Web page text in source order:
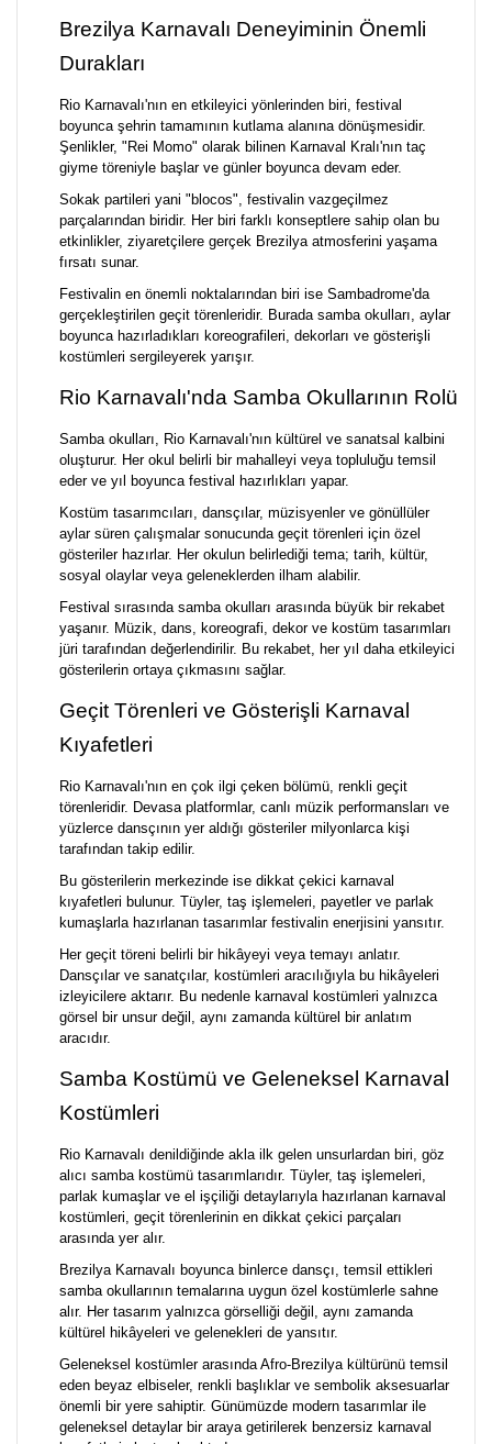
Brezilya Karnavalı Deneyiminin Önemli
Durakları
Rio Karnavalı'nın en etkileyici yönlerinden biri, festival
boyunca şehrin tamamının kutlama alanına dönüşmesidir.
Şenlikler, "Rei Momo" olarak bilinen Karnaval Kralı'nın taç
giyme töreniyle başlar ve günler boyunca devam eder.
Sokak partileri yani "blocos", festivalin vazgeçilmez
parçalarından biridir. Her biri farklı konseptlere sahip olan bu
etkinlikler, ziyaretçilere gerçek Brezilya atmosferini yaşama
fırsatı sunar.
Festivalin en önemli noktalarından biri ise Sambadrome'da
gerçekleştirilen geçit törenleridir. Burada samba okulları, aylar
boyunca hazırladıkları koreografileri, dekorları ve gösterişli
kostümleri sergileyerek yarışır.
Rio Karnavalı'nda Samba Okullarının Rolü
Samba okulları, Rio Karnavalı'nın kültürel ve sanatsal kalbini
oluşturur. Her okul belirli bir mahalleyi veya topluluğu temsil
eder ve yıl boyunca festival hazırlıkları yapar.
Kostüm tasarımcıları, dansçılar, müzisyenler ve gönüllüler
aylar süren çalışmalar sonucunda geçit törenleri için özel
gösteriler hazırlar. Her okulun belirlediği tema; tarih, kültür,
sosyal olaylar veya geleneklerden ilham alabilir.
Festival sırasında samba okulları arasında büyük bir rekabet
yaşanır. Müzik, dans, koreografi, dekor ve kostüm tasarımları
jüri tarafından değerlendirilir. Bu rekabet, her yıl daha etkileyici
gösterilerin ortaya çıkmasını sağlar.
Geçit Törenleri ve Gösterişli Karnaval
Kıyafetleri
Rio Karnavalı'nın en çok ilgi çeken bölümü, renkli geçit
törenleridir. Devasa platformlar, canlı müzik performansları ve
yüzlerce dansçının yer aldığı gösteriler milyonlarca kişi
tarafından takip edilir.
Bu gösterilerin merkezinde ise dikkat çekici karnaval
kıyafetleri bulunur. Tüyler, taş işlemeleri, payetler ve parlak
kumaşlarla hazırlanan tasarımlar festivalin enerjisini yansıtır.
Her geçit töreni belirli bir hikâyeyi veya temayı anlatır.
Dansçılar ve sanatçılar, kostümleri aracılığıyla bu hikâyeleri
izleyicilere aktarır. Bu nedenle karnaval kostümleri yalnızca
görsel bir unsur değil, aynı zamanda kültürel bir anlatım
aracıdır.
Samba Kostümü ve Geleneksel Karnaval
Kostümleri
Rio Karnavalı denildiğinde akla ilk gelen unsurlardan biri, göz
alıcı samba kostümü tasarımlarıdır. Tüyler, taş işlemeleri,
parlak kumaşlar ve el işçiliği detaylarıyla hazırlanan karnaval
kostümleri, geçit törenlerinin en dikkat çekici parçaları
arasında yer alır.
Brezilya Karnavalı boyunca binlerce dansçı, temsil ettikleri
samba okullarının temalarına uygun özel kostümlerle sahne
alır. Her tasarım yalnızca görselliği değil, aynı zamanda
kültürel hikâyeleri ve gelenekleri de yansıtır.
Geleneksel kostümler arasında Afro-Brezilya kültürünü temsil
eden beyaz elbiseler, renkli başlıklar ve sembolik aksesuarlar
önemli bir yere sahiptir. Günümüzde modern tasarımlar ile
geleneksel detaylar bir araya getirilerek benzersiz karnaval